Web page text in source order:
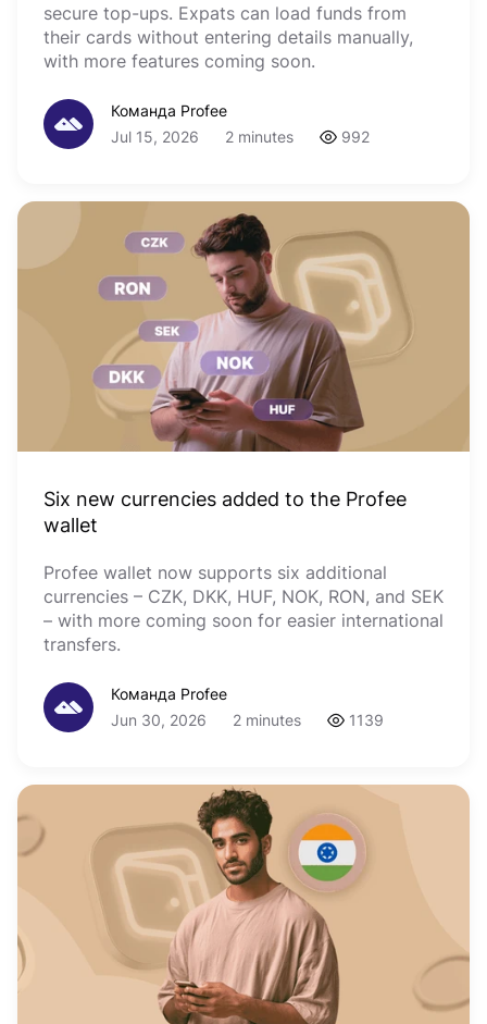
secure top-ups. Expats can load funds from
their cards without entering details manually,
with more features coming soon.
Команда Profee
Jul 15, 2026
2 minutes 992
Six new currencies added to the Profee
wallet
Profee wallet now supports six additional
currencies – CZK, DKK, HUF, NOK, RON, and SEK
– with more coming soon for easier international
transfers.
Команда Profee
Jun 30, 2026
2 minutes 1139